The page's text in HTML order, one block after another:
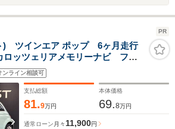
PR
) ツインエア ポップ 6ヶ月走行
ッツェリアメモリーナビ フル
ポート 禁煙車 ETC キー
チャージヘッドランプ ユーザ
ホイールカバー
ンライン相談可
支払総額
81.9万円
本体価格
69.8万円
通常ローン 月々11,900円